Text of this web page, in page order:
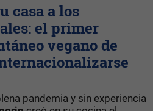
casa a los
el primer
vegano de
pandemia y sin experiencia